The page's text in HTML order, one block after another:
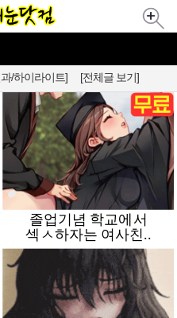
/하이라이트] [전체글 보기]